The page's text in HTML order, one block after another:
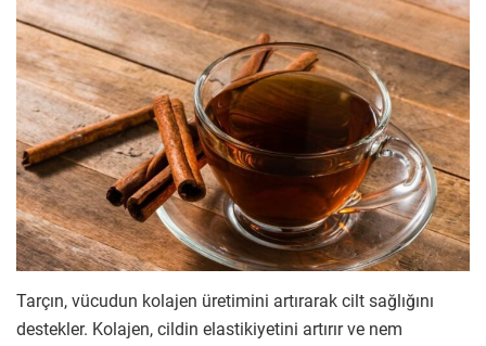
Tarçın, vücudun kolajen üretimini artırarak cilt sağlığını
destekler. Kolajen, cildin elastikiyetini artırır ve nem